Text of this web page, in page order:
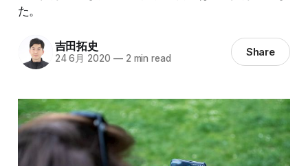
た。
吉田拓史
24 6月 2020 —2 min read Share